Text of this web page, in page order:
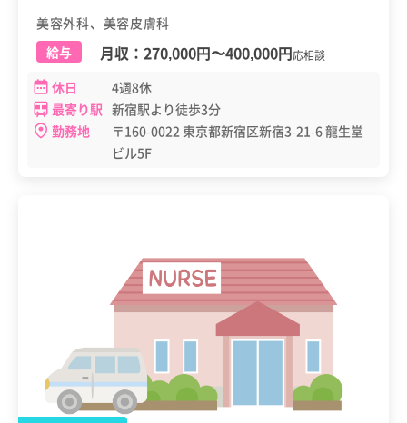
美容外科、美容皮膚科
給与
月収： 270,000円〜400,000円応相談
休日
4週8休
最寄り駅 新宿駅より徒歩3分
勤務地
〒160-0022 東京都新宿区新宿3-21-6 龍生堂
ビル5F